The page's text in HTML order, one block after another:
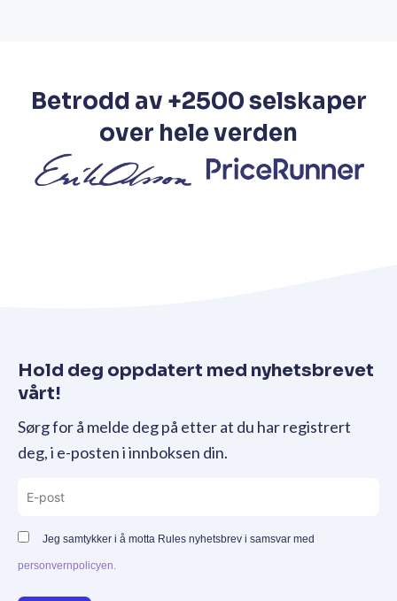
Betrodd av +2500 selskaper
over hele verden
Hold deg oppdatert med nyhetsbrevet
vårt!
Sørg for å melde deg på etter at du har registrert
deg, i e-posten i innboksen din.
Jeg samtykker i å motta Rules nyhetsbrev i samsvar med
personvernpolicyen.